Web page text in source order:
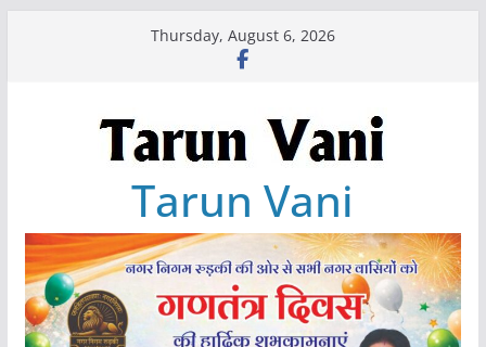
Thursday, August 6, 2026
Tarun Vani